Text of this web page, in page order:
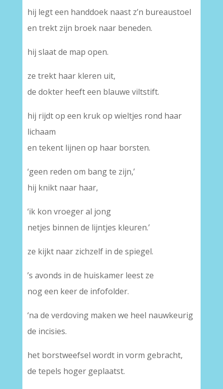
hij legt een handdoek naast z’n bureaustoel
en trekt zijn broek naar beneden.
hij slaat de map open.
ze trekt haar kleren uit,
de dokter heeft een blauwe viltstift.
hij rijdt op een kruk op wieltjes rond haar
lichaam
en tekent lijnen op haar borsten.
‘geen reden om bang te zijn,’
hij knikt naar haar,
‘ik kon vroeger al jong
netjes binnen de lijntjes kleuren.’
ze kijkt naar zichzelf in de spiegel.
’s avonds in de huiskamer leest ze
nog een keer de infofolder.
‘na de verdoving maken we heel nauwkeurig
de incisies.
het borstweefsel wordt in vorm gebracht,
de tepels hoger geplaatst.